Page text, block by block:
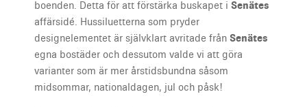
boenden. Detta för att förstärka buskapet i Senätes
affärsidé. Hussiluetterna som pryder
designelementet är självklart avritade från Senätes
egna bostäder och dessutom valde vi att göra
varianter som är mer årstidsbundna såsom
midsommar, nationaldagen, jul och påsk!